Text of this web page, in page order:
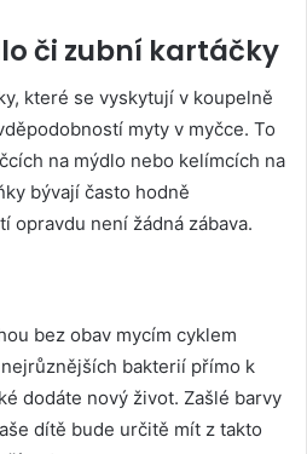
či zubní kartáčky
které se vyskytují v koupelně
myty v myčce. To
na mýdlo nebo kelímcích na
bývají často hodně
opravdu není žádná zábava.
bez obav mycím cyklem
bakterií přímo k
dodáte nový život. Zašlé barvy
dítě bude určitě mít z takto